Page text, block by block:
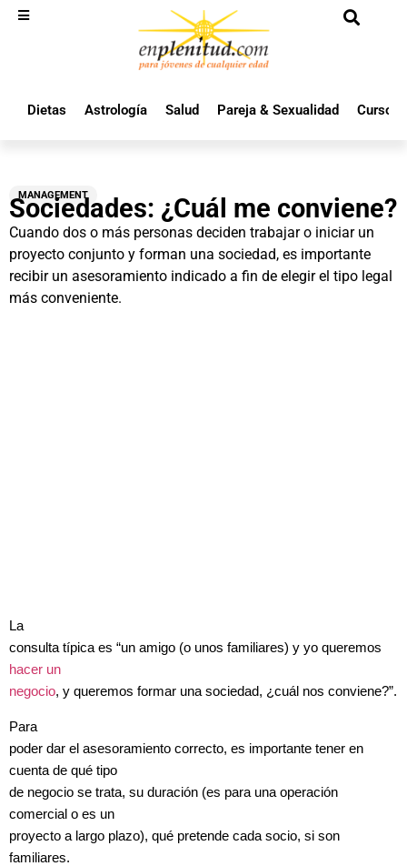
Dietas Astrología Salud Pareja & Sexualidad Cursos
MANAGEMENT
Sociedades: ¿Cuál me conviene?
Cuando dos o más personas deciden trabajar o iniciar un
proyecto conjunto y forman una sociedad, es importante
recibir un asesoramiento indicado a fin de elegir el tipo legal
más conveniente.
La
consulta típica es “un amigo (o unos familiares) y yo queremos
hacer un
negocio, y queremos formar una sociedad, ¿cuál nos conviene?”.
Para
poder dar el asesoramiento correcto, es importante tener en
cuenta de qué tipo
de negocio se trata, su duración (es para una operación
comercial o es un
proyecto a largo plazo), qué pretende cada socio, si son
familiares.